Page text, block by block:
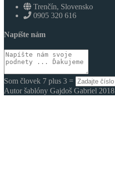
Trenčín, Slovensko
0905 320 616
Napíšte nám
Som človek 7 plus 3 =
Autor šablóny Gajdoš Gabriel 2018